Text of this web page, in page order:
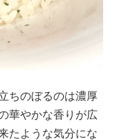
ちのぼるのは濃厚
華やかな香りが広
たような気分にな